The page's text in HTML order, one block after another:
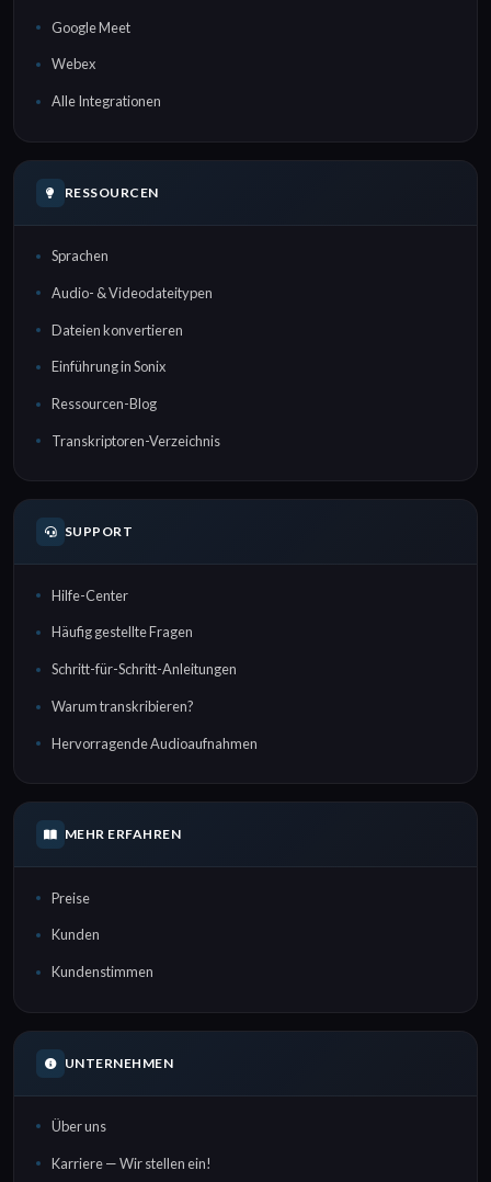
Google Meet
Webex
Alle Integrationen
RESSOURCEN
Sprachen
Audio- & Videodateitypen
Dateien konvertieren
Einführung in Sonix
Ressourcen-Blog
Transkriptoren-Verzeichnis
SUPPORT
Hilfe-Center
Häufig gestellte Fragen
Schritt-für-Schritt-Anleitungen
Warum transkribieren?
Hervorragende Audioaufnahmen
MEHR ERFAHREN
Preise
Kunden
Kundenstimmen
UNTERNEHMEN
Über uns
Karriere — Wir stellen ein!